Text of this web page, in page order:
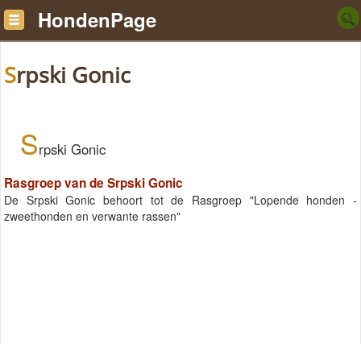
HondenPage
Srpski Gonic
Srpski Gonic
Rasgroep van de Srpski Gonic
De Srpski Gonic behoort tot de Rasgroep "Lopende honden -
zweethonden en verwante rassen"